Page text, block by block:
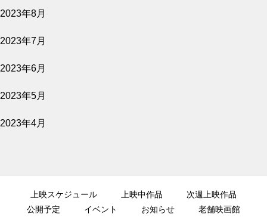
2023年8月
2023年7月
2023年6月
2023年5月
2023年4月
上映スケジュール 上映中作品
次週上映作品
公開予定
イベント お知らせ 老舗映画館